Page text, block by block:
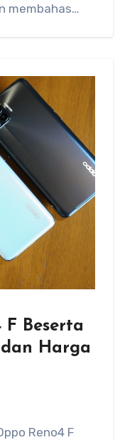
membahas
F Beserta
Harga
Reno4 F